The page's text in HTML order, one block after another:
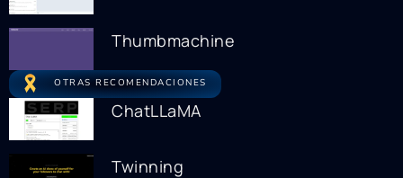
Thumbmachine
OTRAS RECOMENDACIONES
ChatLLaMA
Twinning